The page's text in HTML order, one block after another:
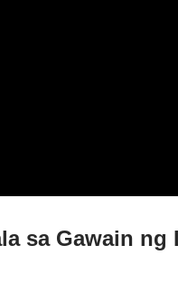
sa Gawain ng